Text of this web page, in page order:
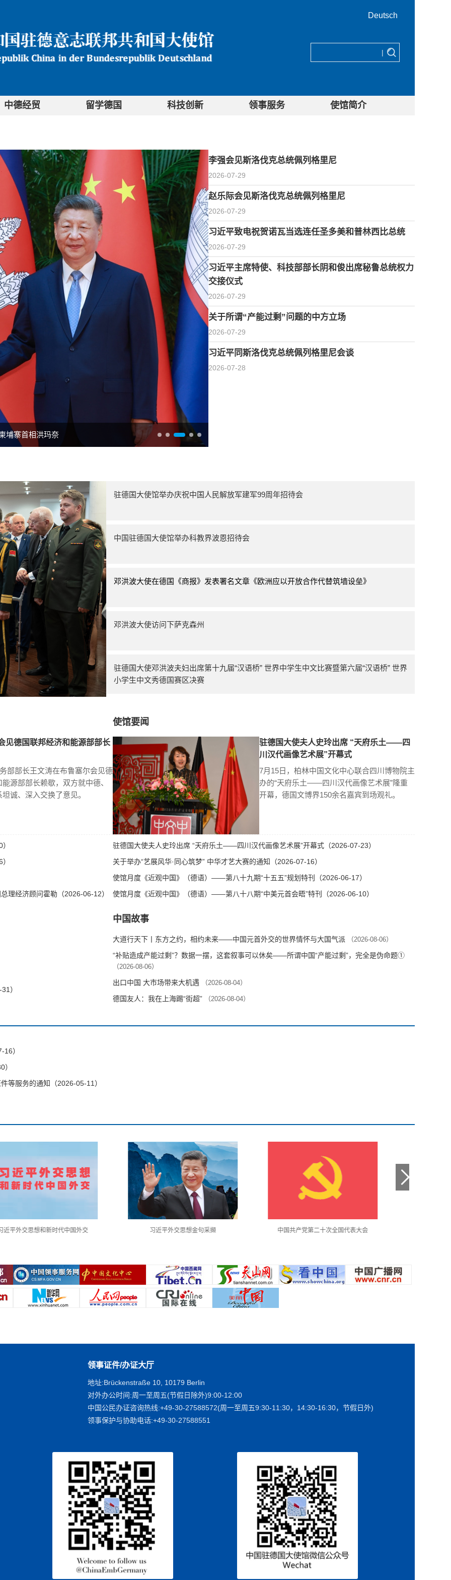
Deutsch
|
中德经贸 留学德国 科技创新 领事服务 使馆简介
埔寨首相洪玛奈
李强会见斯洛伐克总统佩列格里尼
2026-07-29
赵乐际会见斯洛伐克总统佩列格里尼
2026-07-29
习近平致电祝贺诺瓦当选连任圣多美和普林西比总统
2026-07-29
习近平主席特使、科技部部长阴和俊出席秘鲁总统权力
交接仪式
2026-07-29
关于所谓“产能过剩”问题的中方立场
2026-07-29
习近平同斯洛伐克总统佩列格里尼会谈
2026-07-28
驻德国大使馆举办庆祝中国人民解放军建军99周年招待会
中国驻德国大使馆举办科教界波恩招待会
邓洪波大使在德国《商报》发表署名文章《欧洲应以开放合作代替筑墙设垒》
邓洪波大使访问下萨克森州
驻德国大使邓洪波夫妇出席第十九届“汉语桥” 世界中学生中文比赛暨第六届“汉语桥” 世界
小学生中文秀德国赛区决赛
见德国联邦经济和能源部部长
部部长王文涛在布鲁塞尔会见德
源部部长赖歇，双方就中德、
诚、深入交换了意见。
理经济顾问霍勒（2026-06-12）
使馆要闻
驻德国大使夫人史玲出席 “天府乐土——四
川汉代画像艺术展”开幕式
7月15日，柏林中国文化中心联合四川博物院主
办的“天府乐土——四川汉代画像艺术展”隆重
开幕，德国文博界150余名嘉宾到场观礼。
驻德国大使夫人史玲出席 “天府乐土——四川汉代画像艺术展”开幕式（2026-07-23）
关于举办“艺展风华·同心筑梦” 中华才艺大赛的通知（2026-07-16）
使馆月度《近观中国》（德语）——第八十九期“十五五”规划特刊（2026-06-17）
使馆月度《近观中国》（德语）——第八十八期“中美元首会晤”特刊（2026-06-10）
）
中国故事
大道行天下丨东方之约，相约未来——中国元首外交的世界情怀与大国气派 （2026-08-06）
“补贴造成产能过剩”？数据一摆，这套叙事可以休矣——所谓中国“产能过剩”，完全是伪命题①
（2026-08-06）
出口中国 大市场带来大机遇 （2026-08-04）
德国友人：我在上海踢“街超” （2026-08-04）
）
等服务的通知（2026-05-11）
近平外交思想和新时代中国外交 习近平外交思想金句采撷 中国共产党第二十次全国代表大会
领事证件/办证大厅
地址:Brückenstraße 10, 10179 Berlin
对外办公时间:周一至周五(节假日除外)9:00-12:00
中国公民办证咨询热线:+49-30-27588572(周一至周五9:30-11:30，14:30-16:30，节假日外)
领事保护与协助电话:+49-30-27588551